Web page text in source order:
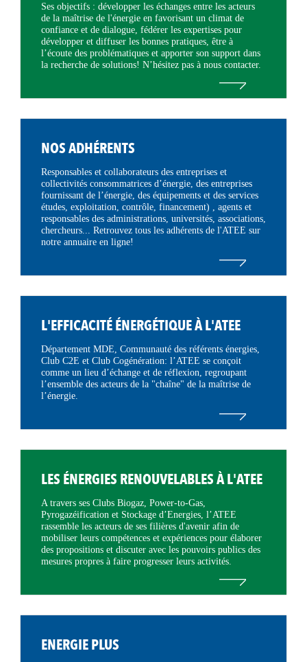
Ses objectifs : développer les échanges entre les acteurs
de la maîtrise de l'énergie en favorisant un climat de
confiance et de dialogue, fédérer les expertises pour
développer et diffuser les bonnes pratiques, être à
l’écoute des problématiques et apporter son support dans
la recherche de solutions! N’hésitez pas à nous contacter.
NOS ADHÉRENTS
Responsables et collaborateurs des entreprises et
collectivités consommatrices d’énergie, des entreprises
fournissant de l’énergie, des équipements et des services
études, exploitation, contrôle, financement) , agents et
responsables des administrations, universités, associations,
chercheurs... Retrouvez tous les adhérents de l'ATEE sur
notre annuaire en ligne!
L'EFFICACITÉ ÉNERGÉTIQUE À L'ATEE
Département MDE, Communauté des référents énergies,
Club C2E et Club Cogénération: l’ATEE se conçoit
comme un lieu d’échange et de réflexion, regroupant
l’ensemble des acteurs de la "chaîne" de la maîtrise de
l’énergie.
LES ÉNERGIES RENOUVELABLES À L'ATEE
A travers ses Clubs Biogaz, Power-to-Gas,
Pyrogazéification et Stockage d’Energies, l’ATEE
rassemble les acteurs de ses filières d'avenir afin de
mobiliser leurs compétences et expériences pour élaborer
des propositions et discuter avec les pouvoirs publics des
mesures propres à faire progresser leurs activités.
ENERGIE PLUS